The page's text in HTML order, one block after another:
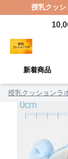
授乳クッシ
新着商品
授乳クッションラ